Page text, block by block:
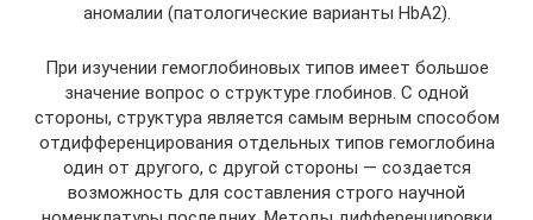
аномалии (патологические варианты HbA2).
При изучении гемоглобиновых типов имеет большое
значение вопрос о структуре глобинов. С одной
стороны, структура является самым верным способом
отдифференцирования отдельных типов гемоглобина
один от другого, с другой стороны — создается
возможность для составления строго научной